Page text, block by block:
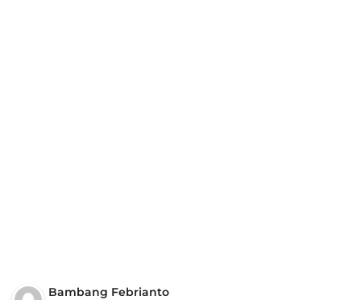
Bambang Febrianto